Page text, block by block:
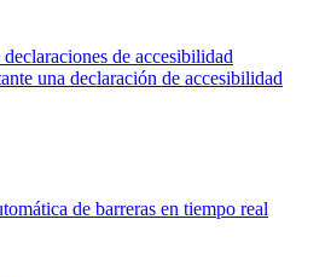
de accesibilidad
una declaración de accesibilidad
de barreras en tiempo real